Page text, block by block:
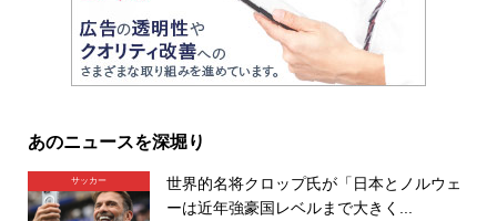
あのニュースを深堀り
サッカー
世界的名将クロップ氏が「日本とノルウェ
ーは近年強豪国レベルまで大きく...